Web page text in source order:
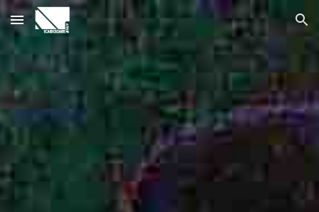
Skip to main content Skip to navigation